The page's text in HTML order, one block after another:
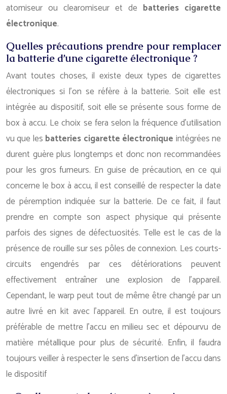
atomiseur ou clearomiseur et de batteries cigarette
électronique.
Quelles précautions prendre pour remplacer
la batterie d’une cigarette électronique ?
Avant toutes choses, il existe deux types de cigarettes
électroniques si l’on se réfère à la batterie. Soit elle est
intégrée au dispositif, soit elle se présente sous forme de
box à accu. Le choix se fera selon la fréquence d’utilisation
vu que les batteries cigarette électronique intégrées ne
durent guère plus longtemps et donc non recommandées
pour les gros fumeurs. En guise de précaution, en ce qui
concerne le box à accu, il est conseillé de respecter la date
de péremption indiquée sur la batterie. De ce fait, il faut
prendre en compte son aspect physique qui présente
parfois des signes de défectuosités. Telle est le cas de la
présence de rouille sur ses pôles de connexion. Les courts-
circuits engendrés par ces détériorations peuvent
effectivement entraîner une explosion de l’appareil.
Cependant, le warp peut tout de même être changé par un
autre livré en kit avec l’appareil. En outre, il est toujours
préférable de mettre l’accu en milieu sec et dépourvu de
matière métallique pour plus de sécurité. Enfin, il faudra
toujours veiller à respecter le sens d’insertion de l’accu dans
le dispositif